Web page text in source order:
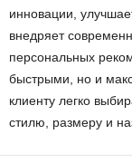
инновации,
внедряет
персональных
быстрыми, но и
клиенту легко
стилю, размеру и